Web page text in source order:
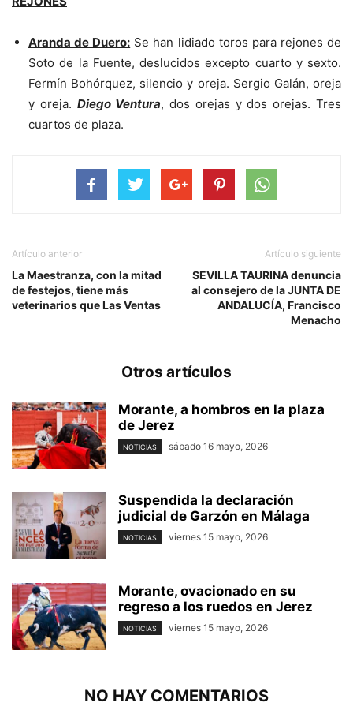
Aranda de Duero: Se han lidiado toros para rejones de
Soto de la Fuente, deslucidos excepto cuarto y sexto.
Fermín Bohórquez, silencio y oreja. Sergio Galán, oreja
y oreja. Diego Ventura, dos orejas y dos orejas. Tres
cuartos de plaza.
Artículo anterior
La Maestranza, con la mitad
de festejos, tiene más
veterinarios que Las Ventas
Artículo siguiente
SEVILLA TAURINA denuncia
al consejero de la JUNTA DE
ANDALUCÍA, Francisco
Menacho
Otros artículos
Morante, a hombros en la plaza
de Jerez
NOTICIAS sábado 16 mayo, 2026
Suspendida la declaración
judicial de Garzón en Málaga
NOTICIAS viernes 15 mayo, 2026
Morante, ovacionado en su
regreso a los ruedos en Jerez
NOTICIAS viernes 15 mayo, 2026
NO HAY COMENTARIOS